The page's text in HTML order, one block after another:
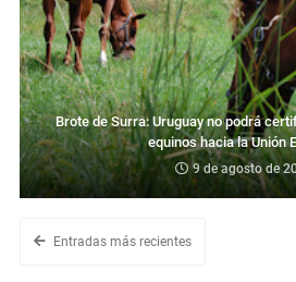
Brote de Surra: Uruguay no podrá
equinos hacia la Unión
9 de agosto de
Entradas más recientes